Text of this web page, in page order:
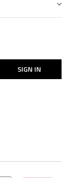
SIGN IN